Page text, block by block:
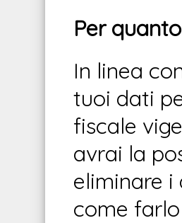
Per
In linea
tuoi dati
fiscale
avrai la
eliminare
come